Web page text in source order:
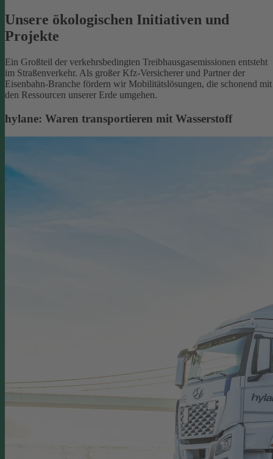
Unsere ökologischen Initiativen und
Projekte
Ein Großteil der verkehrsbedingten Treibhausgasemissionen entsteht
im Straßenverkehr. Als großer Kfz-Versicherer und Partner der
Eisenbahn-Branche fördern wir Mobilitätslösungen, die schonend mit
den Ressourcen unserer Erde umgehen.
hylane: Waren transportieren mit Wasserstoff